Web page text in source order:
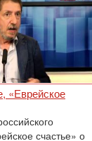
«Еврейское
счастье» о